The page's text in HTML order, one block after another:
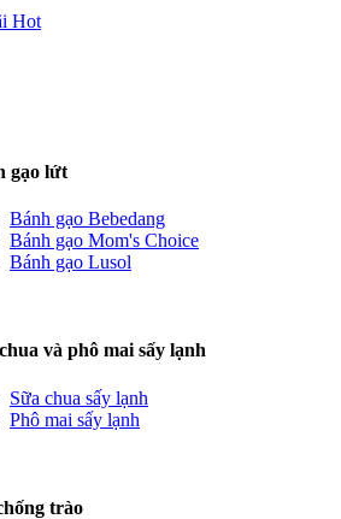
Hot
gạo lứt
Bánh gạo Bebedang
Bánh gạo Mom's Choice
Bánh gạo Lusol
và phô mai sấy lạnh
Sữa chua sấy lạnh
Phô mai sấy lạnh
trào